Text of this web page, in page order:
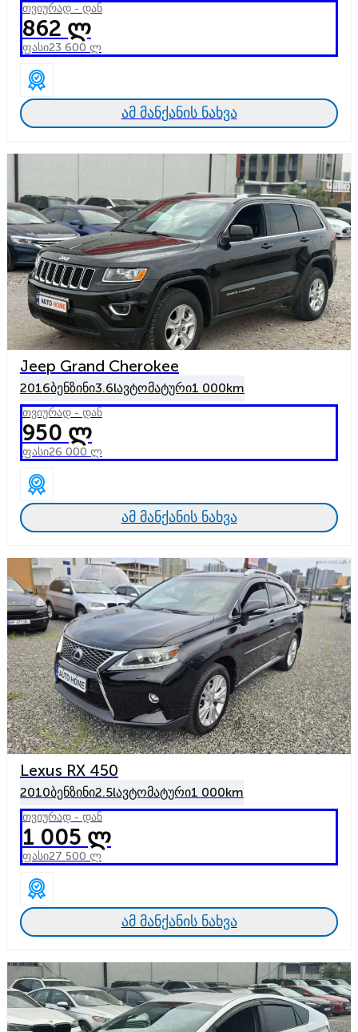
თვიურად - დან
862 ლ
ფასი23 600 ლ
ამ მანქანის ნახვა
Jeep Grand Cherokee
2016ბენზინი3.6lავტომატური1 000km
თვიურად - დან
950 ლ
ფასი26 000 ლ
ამ მანქანის ნახვა
Lexus RX 450
2010ბენზინი2.5lავტომატური1 000km
თვიურად - დან
1 005 ლ
ფასი27 500 ლ
ამ მანქანის ნახვა